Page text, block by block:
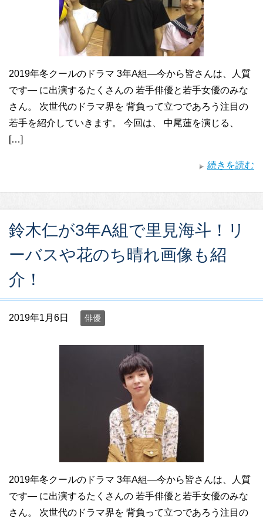
2019年冬クールのドラマ 3年A組―今から皆さんは、人質
です― に出演するたくさんの 若手俳優と若手女優のみな
さん。 次世代のドラマ界を 背負って立つであろう注目の
若手を紹介していきます。 今回は、 中尾蓮を演じる、
[…]
続きを読む
鈴木仁が3年A組で里見海斗！リ
ーバスや花のち晴れ画像も紹
介！
2019年1月6日 俳優
2019年冬クールのドラマ 3年A組―今から皆さんは、人質
です― に出演するたくさんの 若手俳優と若手女優のみな
さん。 次世代のドラマ界を 背負って立つであろう注目の